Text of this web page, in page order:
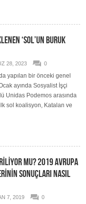
‘SOL’UN BURUK
28, 2023 0
yapılan bir önceki genel
ayında Sosyalist İşçi
Unidas Podemos arasında
sol koalisyon, Katalan ve
MU? 2019 AVRUPA
SONUÇLARI NASIL
7, 2019 0